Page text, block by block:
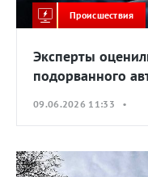
Происшествия
Эксперты
подорванного
09.06.2026 11:33 •